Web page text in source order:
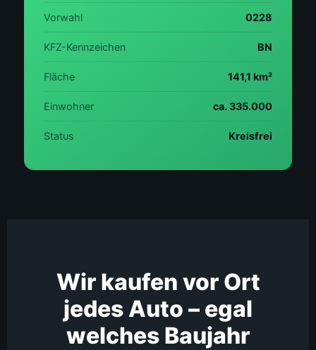
Vorwahl 0228
KFZ-Kennzeichen BN
Fläche 141,1 km²
Einwohner ca. 335.000
Status Kreisfrei
Wir kaufen vor Ort
jedes Auto – egal
welches Baujahr